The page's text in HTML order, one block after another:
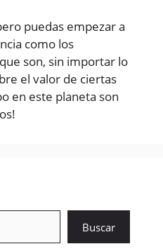
puedas empezar a
como los
son, sin importar lo
el valor de ciertas
en este planeta son
Buscar